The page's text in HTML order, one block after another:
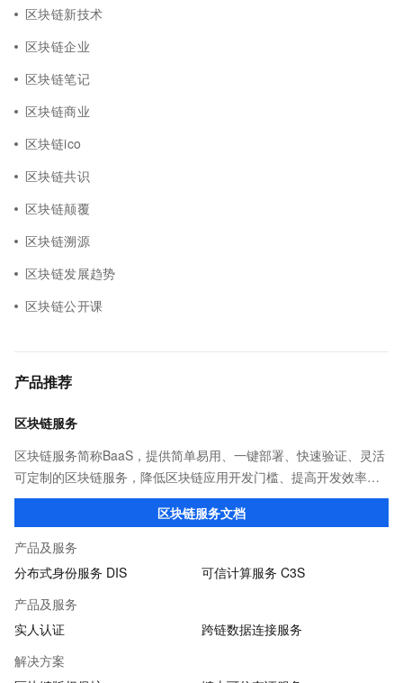
区块链新技术
区块链企业
区块链笔记
区块链商业
区块链ico
区块链共识
区块链颠覆
区块链溯源
区块链发展趋势
区块链公开课
产品推荐
区块链服务
区块链服务简称BaaS，提供简单易用、一键部署、快速验证、灵活
可定制的区块链服务，降低区块链应用开发门槛、提高开发效率，
适用于供应链金融、商品溯源、版权等业务场景。
区块链服务文档
产品及服务
分布式身份服务 DIS
可信计算服务 C3S
产品及服务
实人认证
跨链数据连接服务
解决方案